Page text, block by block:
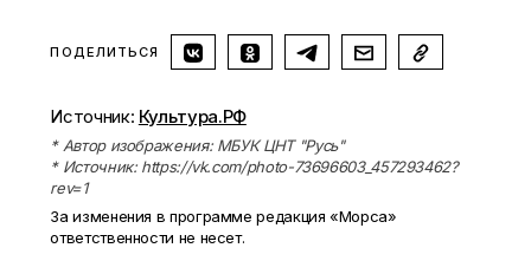
ПОДЕЛИТЬСЯ
Источник: Культура.РФ
* Автор изображения: МБУК ЦНТ "Русь"
* Источник: https://vk.com/photo-73696603_457293462?
rev=1
За изменения в программе редакция «Морса»
ответственности не несет.